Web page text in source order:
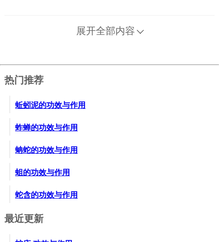
展开全部内容
热门推荐
蚯蚓泥的功效与作用
蚱蝉的功效与作用
蚺蛇的功效与作用
蛆的功效与作用
蛇含的功效与作用
最近更新